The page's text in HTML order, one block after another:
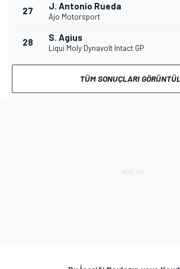
27 J. Antonio Rueda
Ajo Motorsport
28 S. Agius
Liqui Moly Dynavolt Intact GP
TÜM SONUÇLARI